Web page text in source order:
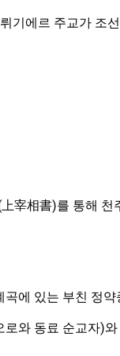
기에르 주교가 조
宰相書)를 통해
에 있는 부친 정
와 동료 순교자)